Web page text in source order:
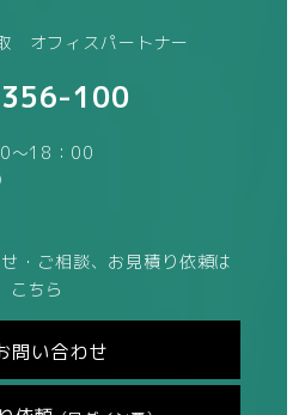
オフィスパートナー
100
～18：00
・ご相談、お見積り依頼は
こちら
問い合わせ